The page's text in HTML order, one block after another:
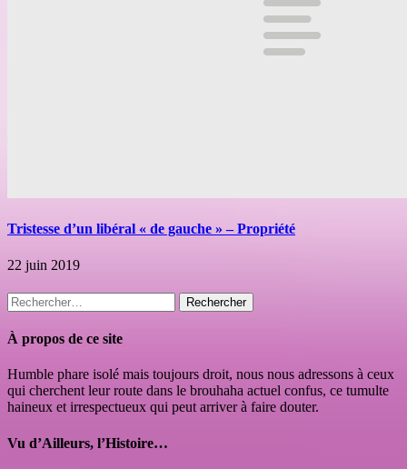
Tristesse d’un libéral « de gauche » – Propriété
22 juin 2019
Rechercher :
À propos de ce site
Humble phare isolé mais toujours droit, nous nous adressons à ceux
qui cherchent leur route dans le brouhaha actuel confus, ce tumulte
haineux et irrespectueux qui peut arriver à faire douter.
Vu d’Ailleurs, l’Histoire…